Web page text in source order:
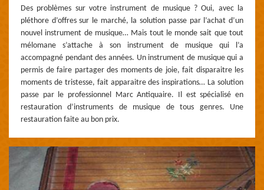
Des problèmes sur votre instrument de musique ? Oui, avec la
pléthore d’offres sur le marché, la solution passe par l’achat d’un
nouvel instrument de musique… Mais tout le monde sait que tout
mélomane s’attache à son instrument de musique qui l’a
accompagné pendant des années. Un instrument de musique qui a
permis de faire partager des moments de joie, fait disparaitre les
moments de tristesse, fait apparaitre des inspirations… La solution
passe par le professionnel Marc Antiquaire. Il est spécialisé en
restauration d’instruments de musique de tous genres. Une
restauration faite au bon prix.